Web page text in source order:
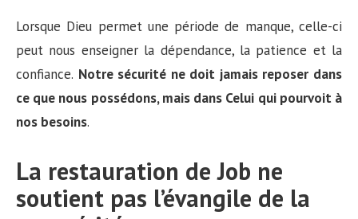
Lorsque Dieu permet une période de manque, celle-ci
peut nous enseigner la dépendance, la patience et la
confiance. Notre sécurité ne doit jamais reposer dans
ce que nous possédons, mais dans Celui qui pourvoit à
nos besoins.
La restauration de Job ne
soutient pas l’évangile de la